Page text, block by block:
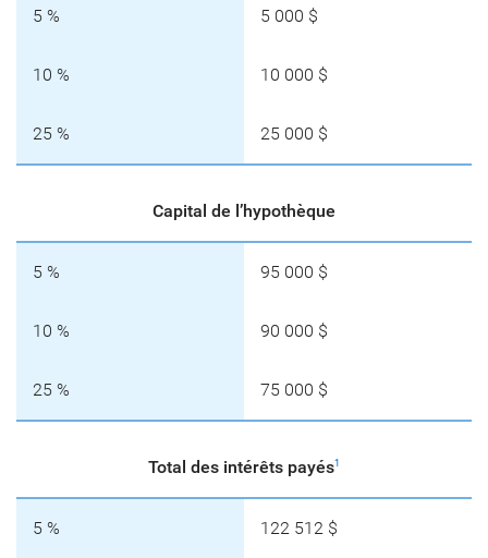
5 % 5 000 $
10 % 10 000 $
25 % 25 000 $
Capital de l’hypothèque
5 % 95 000 $
10 % 90 000 $
25 % 75 000 $
Total des intérêts payés1
5 % 122 512 $